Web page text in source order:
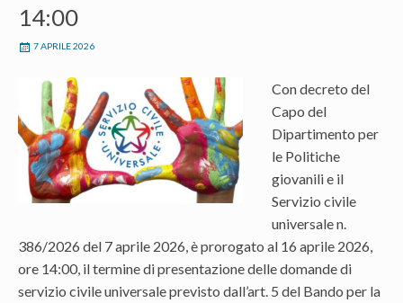
14:00
7 APRILE 2026
Con decreto del
Capo del
Dipartimento per
le Politiche
giovanili e il
Servizio civile
universale n.
386/2026 del 7 aprile 2026, è prorogato al 16 aprile 2026,
ore 14:00, il termine di presentazione delle domande di
servizio civile universale previsto dall’art. 5 del Bando per la